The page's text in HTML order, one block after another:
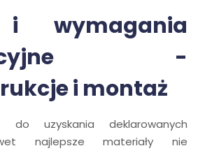
i wymagania
-
i montaż
uzyskania deklarowanych
najlepsze materiały nie